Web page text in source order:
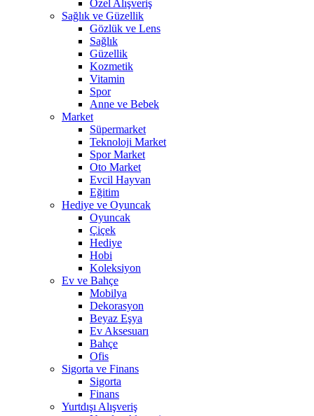
Özel Alışveriş
Sağlık ve Güzellik
Gözlük ve Lens
Sağlık
Güzellik
Kozmetik
Vitamin
Spor
Anne ve Bebek
Market
Süpermarket
Teknoloji Market
Spor Market
Oto Market
Evcil Hayvan
Eğitim
Hediye ve Oyuncak
Oyuncak
Çiçek
Hediye
Hobi
Koleksiyon
Ev ve Bahçe
Mobilya
Dekorasyon
Beyaz Eşya
Ev Aksesuarı
Bahçe
Ofis
Sigorta ve Finans
Sigorta
Finans
Yurtdışı Alışveriş